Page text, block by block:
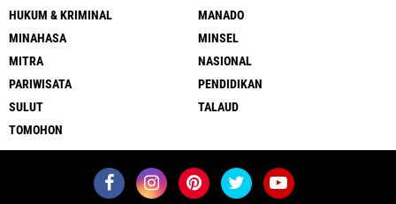
HUKUM & KRIMINAL
MANADO
MINAHASA
MINSEL
MITRA
NASIONAL
PARIWISATA
PENDIDIKAN
SULUT
TALAUD
TOMOHON